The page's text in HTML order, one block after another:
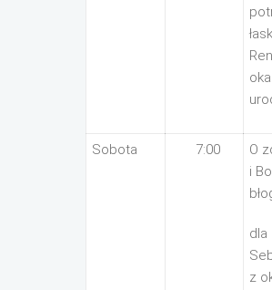
Sobota 7:00
O
i
dla
z